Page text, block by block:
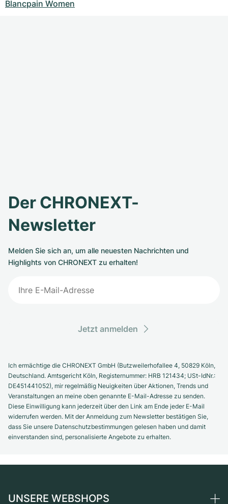
Blancpain Women
Der CHRONEXT-
Newsletter
Melden Sie sich an, um alle neuesten Nachrichten und
Highlights von CHRONEXT zu erhalten!
Jetzt anmelden
Ich ermächtige die CHRONEXT GmbH (Butzweilerhofallee 4, 50829 Köln,
Deutschland. Amtsgericht Köln, Registernummer: HRB 121434; USt-IdNr.:
DE451441052), mir regelmäßig Neuigkeiten über Aktionen, Trends und
Veranstaltungen an meine oben genannte E-Mail-Adresse zu senden.
Diese Einwilligung kann jederzeit über den Link am Ende jeder E-Mail
widerrufen werden. Mit der Anmeldung zum Newsletter bestätigen Sie,
dass Sie unsere Datenschutzbestimmungen gelesen haben und damit
einverstanden sind, personalisierte Angebote zu erhalten.
UNSERE WEBSHOPS